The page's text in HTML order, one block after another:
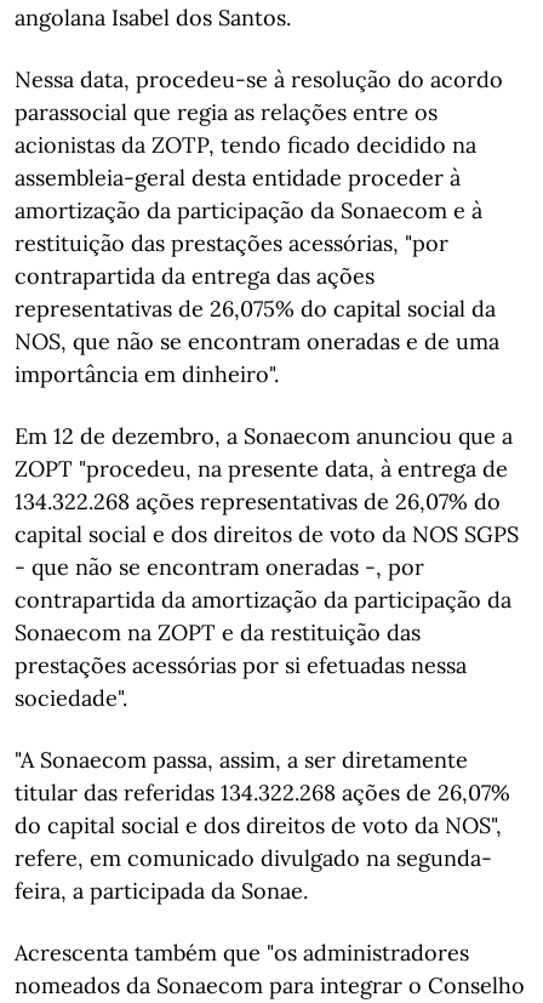
angolana Isabel dos Santos.
Nessa data, procedeu-se à resolução do acordo
parassocial que regia as relações entre os
acionistas da ZOTP, tendo ficado decidido na
assembleia-geral desta entidade proceder à
amortização da participação da Sonaecom e à
restituição das prestações acessórias, "por
contrapartida da entrega das ações
representativas de 26,075% do capital social da
NOS, que não se encontram oneradas e de uma
importância em dinheiro".
Em 12 de dezembro, a Sonaecom anunciou que a
ZOPT "procedeu, na presente data, à entrega de
134.322.268 ações representativas de 26,07% do
capital social e dos direitos de voto da NOS SGPS
- que não se encontram oneradas -, por
contrapartida da amortização da participação da
Sonaecom na ZOPT e da restituição das
prestações acessórias por si efetuadas nessa
sociedade".
"A Sonaecom passa, assim, a ser diretamente
titular das referidas 134.322.268 ações de 26,07%
do capital social e dos direitos de voto da NOS",
refere, em comunicado divulgado na segunda-
feira, a participada da Sonae.
Acrescenta também que "os administradores
nomeados da Sonaecom para integrar o Conselho